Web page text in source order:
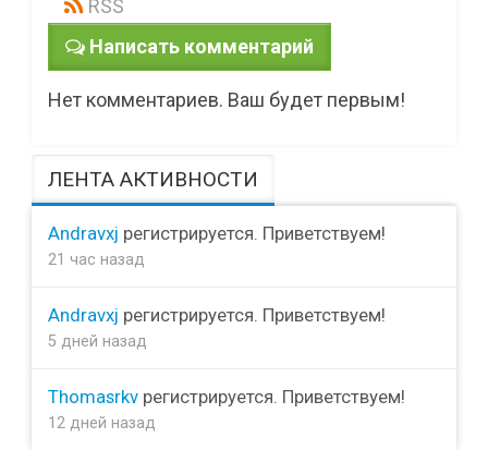
RSS
Написать комментарий
Нет комментариев. Ваш будет первым!
ЛЕНТА АКТИВНОСТИ
Andravxj регистрируется. Приветствуем!
21 час назад
Andravxj регистрируется. Приветствуем!
5 дней назад
Thomasrkvрегистрируется. Приветствуем!
12 дней назад